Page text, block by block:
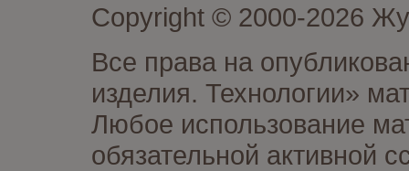
Copyright © 2000-2026
Все права на
изделия. Технологии»
Любое использование
обязательной активной